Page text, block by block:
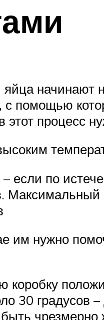
начинают
с помощью
этот процесс
по
Максимальный
им нужно
30 градусов